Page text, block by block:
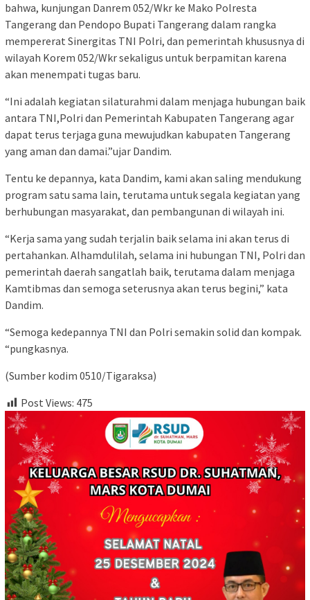
bahwa, kunjungan Danrem 052/Wkr ke Mako Polresta
Tangerang dan Pendopo Bupati Tangerang dalam rangka
mempererat Sinergitas TNI Polri, dan pemerintah khususnya di
wilayah Korem 052/Wkr sekaligus untuk berpamitan karena
akan menempati tugas baru.
“Ini adalah kegiatan silaturahmi dalam menjaga hubungan baik
antara TNI,Polri dan Pemerintah Kabupaten Tangerang agar
dapat terus terjaga guna mewujudkan kabupaten Tangerang
yang aman dan damai.”ujar Dandim.
Tentu ke depannya, kata Dandim, kami akan saling mendukung
program satu sama lain, terutama untuk segala kegiatan yang
berhubungan masyarakat, dan pembangunan di wilayah ini.
“Kerja sama yang sudah terjalin baik selama ini akan terus di
pertahankan. Alhamdulilah, selama ini hubungan TNI, Polri dan
pemerintah daerah sangatlah baik, terutama dalam menjaga
Kamtibmas dan semoga seterusnya akan terus begini,” kata
Dandim.
“Semoga kedepannya TNI dan Polri semakin solid dan kompak.
“pungkasnya.
(Sumber kodim 0510/Tigaraksa)
Post Views: 475